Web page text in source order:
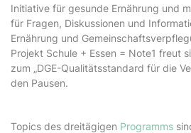
Initiative für gesunde Ernährung und
für Fragen, Diskussionen und
Ernährung und
Projekt Schule + Essen = Note1 freut
zum „DGE-Qualitätsstandard für die
den Pausen.
Topics des dreitägigen Programms